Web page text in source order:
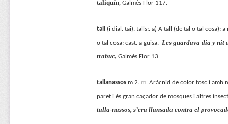
taliquín, Galmés Flor 117.
tall (i dial. tai). talls:. a) A tall (de tal o tal cosa):
o tal cosa; cast. a guisa. Les guardava dia y nit
trabuc, Galmés Flor 13
tallanassosm 2. m. Aràcnid de color fosc i amb
paret i és gran caçador de mosques i altres
talla-nassos, s’era llansada contra el